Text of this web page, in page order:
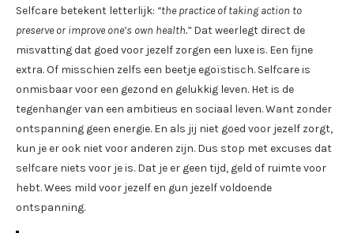
Selfcare betekent letterlijk: “the practice of taking action to
preserve or improve one’s own health.” Dat weerlegt direct de
misvatting dat goed voor jezelf zorgen een luxe is. Een fijne
extra. Of misschien zelfs een beetje egoïstisch. Selfcare is
onmisbaar voor een gezond en gelukkig leven. Het is de
tegenhanger van een ambitieus en sociaal leven. Want zonder
ontspanning geen energie. En als jij niet goed voor jezelf zorgt,
kun je er ook niet voor anderen zijn. Dus stop met excuses dat
selfcare niets voor je is. Dat je er geen tijd, geld of ruimte voor
hebt. Wees mild voor jezelf en gun jezelf voldoende
ontspanning.